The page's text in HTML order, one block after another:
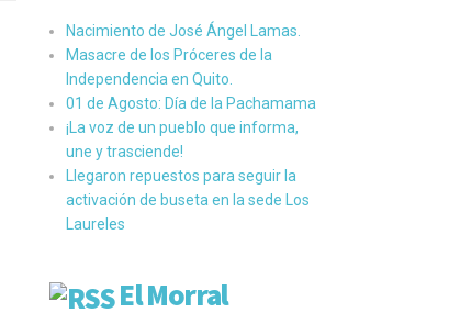
Nacimiento de José Ángel Lamas.
Masacre de los Próceres de la
Independencia en Quito.
01 de Agosto: Día de la Pachamama
¡La voz de un pueblo que informa,
une y trasciende!
Llegaron repuestos para seguir la
activación de buseta en la sede Los
Laureles
El Morral